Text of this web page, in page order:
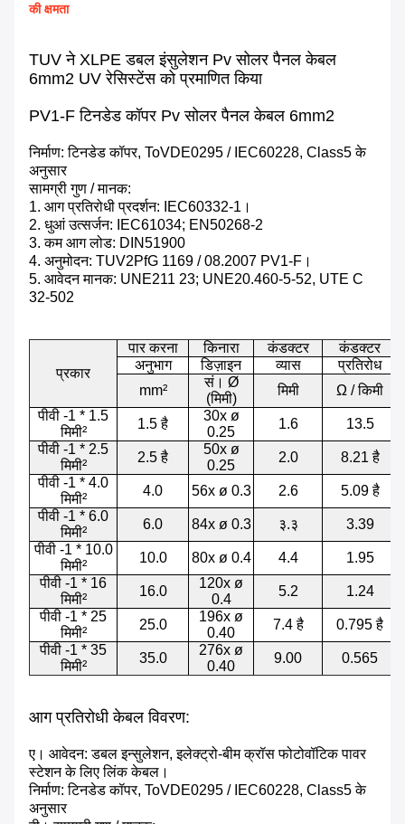
की क्षमता
TUV ने XLPE डबल इंसुलेशन Pv सोलर पैनल केबल
6mm2 UV रेसिस्टेंस को प्रमाणित किया
PV1-F टिनडेड कॉपर Pv सोलर पैनल केबल 6mm2
निर्माण: टिनडेड कॉपर, ToVDE0295 / IEC60228, Class5 के
अनुसार
सामग्री गुण / मानक:
1. आग प्रतिरोधी प्रदर्शन: IEC60332-1।
2. धुआं उत्सर्जन: IEC61034; EN50268-2
3. कम आग लोड: DIN51900
4. अनुमोदन: TUV2PfG 1169 / 08.2007 PV1-F।
5. आवेदन मानक: UNE211 23; UNE20.460-5-52, UTE C
32-502
प्रकार
पार करना किनारा कंडक्टर
कंडक्टर
अनुभाग
डिज़ाइन व्यास
प्रतिरोध
mm²
सं। Ø
(मिमी)
मिमी
Ω / किमी
पीवी -1 * 1.5
मिमी²
1.5 है
30x ø
0.25
1.6
13.5
पीवी -1 * 2.5
मिमी²
2.5 है
50x ø
0.25
2.0
8.21 है
पीवी -1 * 4.0
मिमी²
4.0 56x ø 0.3 2.6
5.09 है
पीवी -1 * 6.0
मिमी²
6.0 84x ø 0.3 ३.३
3.39
पीवी -1 * 10.0
मिमी²
10.0 80x ø 0.4 4.4
1.95
पीवी -1 * 16
मिमी²
16.0
120x ø
0.4
5.2
1.24
पीवी -1 * 25
मिमी²
25.0
196x ø
0.40
7.4 है
0.795 है
पीवी -1 * 35
मिमी²
35.0
276x ø
0.40
9.00 0.565
आग प्रतिरोधी केबल विवरण:
ए। आवेदन: डबल इन्सुलेशन, इलेक्ट्रो-बीम क्रॉस फोटोवॉटिक पावर
स्टेशन के लिए लिंक केबल।
निर्माण: टिनडेड कॉपर, ToVDE0295 / IEC60228, Class5 के
अनुसार